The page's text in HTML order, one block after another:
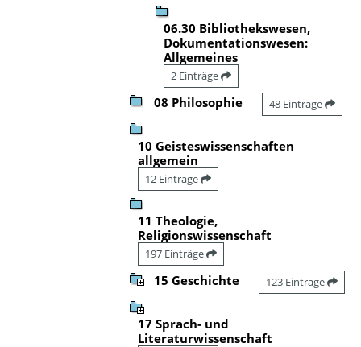
06.30 Bibliothekswesen,
Dokumentationswesen:
Allgemeines
2 Einträge
08 Philosophie 48 Einträge
10 Geisteswissenschaften
allgemein
12 Einträge
11 Theologie,
Religionswissenschaft
197 Einträge
15 Geschichte 123 Einträge
17 Sprach- und
Literaturwissenschaft